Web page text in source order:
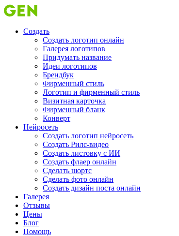
Создать
Создать логотип онлайн
Галерея логотипов
Придумать название
Идеи логотипов
Брендбук
Фирменный стиль
Логотип и фирменный стиль
Визитная карточка
Фирменный бланк
Конверт
Нейросеть
Создать логотип нейросеть
Создать Рилс-видео
Создать листовку с ИИ
Создать флаер онлайн
Cделать шортс
Сделать фото онлайн
Создать дизайн поста онлайн
Галерея
Отзывы
Цены
Блог
Помощь